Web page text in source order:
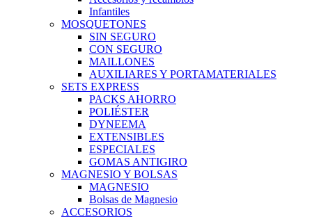
Infantiles
MOSQUETONES
SIN SEGURO
CON SEGURO
MAILLONES
AUXILIARES Y PORTAMATERIALES
SETS EXPRESS
PACKS AHORRO
POLIÉSTER
DYNEEMA
EXTENSIBLES
ESPECIALES
GOMAS ANTIGIRO
MAGNESIO Y BOLSAS
MAGNESIO
Bolsas de Magnesio
ACCESORIOS